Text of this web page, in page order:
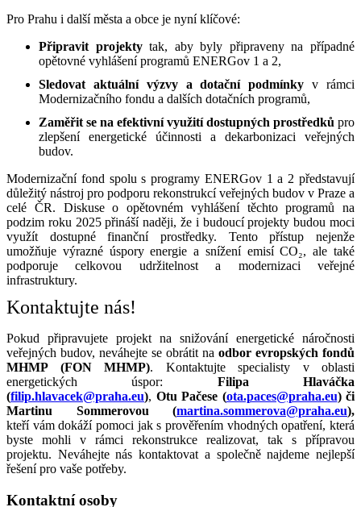
Pro Prahu i další města a obce je nyní klíčové:
Připravit projektytak, aby byly připraveny na případné
opětovné vyhlášení programů ENERGov 1 a 2,
Sledovat aktuální výzvy a dotační podmínky v rámci
Modernizačního fondu a dalších dotačních programů,
Zaměřit se na efektivní využití dostupných prostředků pro
zlepšení energetické účinnosti a dekarbonizaci veřejných
budov.
Modernizační fond spolu s programy ENERGov 1 a 2 představují
důležitý nástroj pro podporu rekonstrukcí veřejných budov v Praze a
celé ČR. Diskuse o opětovném vyhlášení těchto programů na
podzim roku 2025 přináší naději, že i budoucí projekty budou moci
využít dostupné finanční prostředky. Tento přístup nejenže
umožňuje výrazné úspory energie a snížení emisí CO₂, ale také
podporuje celkovou udržitelnost a modernizaci veřejné
infrastruktury.
Kontaktujte nás!
Pokud připravujete projekt na snižování energetické náročnosti
veřejných budov, neváhejte se obrátit na odbor evropských fondů
MHMP (FON MHMP). Kontaktujte specialisty v oblasti
energetických úspor: Filipa Hlaváčka
(filip.hlavacek@praha.eu), Otu Pačese (ota.paces@praha.eu) či
Martinu Sommerovou (martina.sommerova@praha.eu),
kteří vám dokáží pomoci jak s prověřením vhodných opatření, která
byste mohli v rámci rekonstrukce realizovat, tak s přípravou
projektu. Neváhejte nás kontaktovat a společně najdeme nejlepší
řešení pro vaše potřeby.
Kontaktní osoby